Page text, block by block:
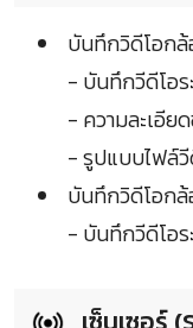
บันทึกวิดีโอก
- บันทึกวีดีโอร
- ความละเอีย
- รูปแบบไฟล์วี
บันทึกวิดีโอก
- บันทึกวีดีโอ